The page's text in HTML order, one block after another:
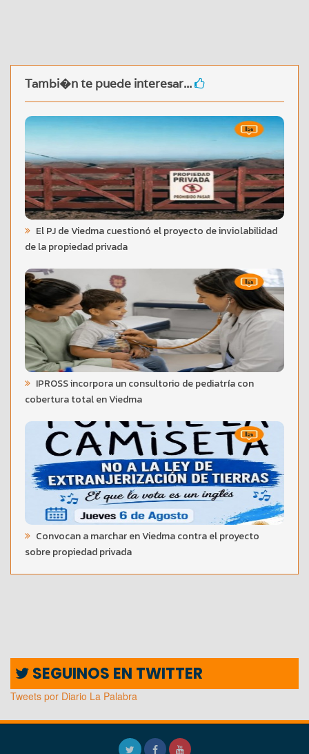
Tambi�n te puede interesar...
El PJ de Viedma cuestionó el proyecto de inviolabilidad
de la propiedad privada
IPROSS incorpora un consultorio de pediatría con
cobertura total en Viedma
Convocan a marchar en Viedma contra el proyecto
sobre propiedad privada
SEGUINOS EN TWITTER
Tweets por Diario La Palabra